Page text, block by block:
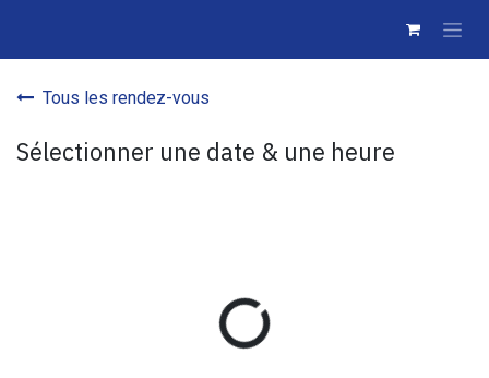
Tous les rendez-vous
Sélectionner une date & une heure